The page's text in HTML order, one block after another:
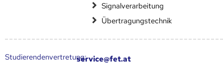
Signalverarbeitung
Übertragungstechnik
Studierendenvertretung:service@fet.at